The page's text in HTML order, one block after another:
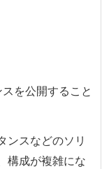
を公開すること
ンスなどのソリ
構成が複雑にな